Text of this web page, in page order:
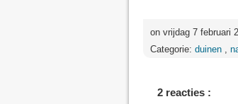
on vrijdag 7 februari
Categorie: duinen
2 reacties :